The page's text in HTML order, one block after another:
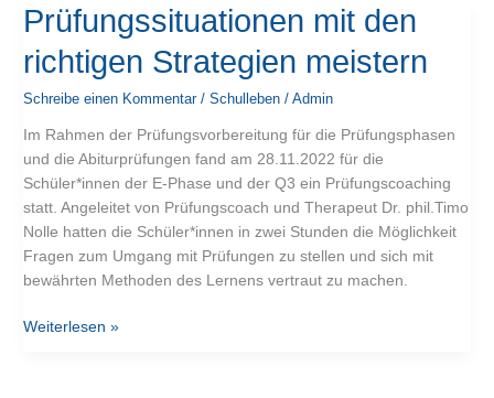
Prüfungssituationen mit den
richtigen Strategien meistern
Schreibe einen Kommentar /Schulleben /Admin
Im Rahmen der Prüfungsvorbereitung für die Prüfungsphasen
und die Abiturprüfungen fand am 28.11.2022 für die
Schüler*innen der E-Phase und der Q3 ein Prüfungscoaching
statt. Angeleitet von Prüfungscoach und Therapeut Dr. phil.Timo
Nolle hatten die Schüler*innen in zwei Stunden die Möglichkeit
Fragen zum Umgang mit Prüfungen zu stellen und sich mit
bewährten Methoden des Lernens vertraut zu machen.
Prüfungssituationen
mit
den
Strategien
meistern
Weiterlesen »